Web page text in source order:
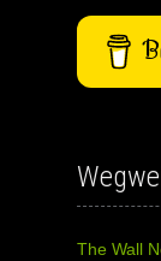
The Wall